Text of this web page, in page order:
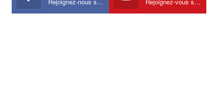
Rejoignez-nous sur Facebook Rejoignez-vous sur Youtube